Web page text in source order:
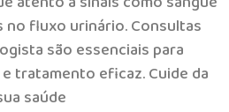
no fluxo urinário. Consultas
são essenciais para
tratamento eficaz. Cuide da
saúde